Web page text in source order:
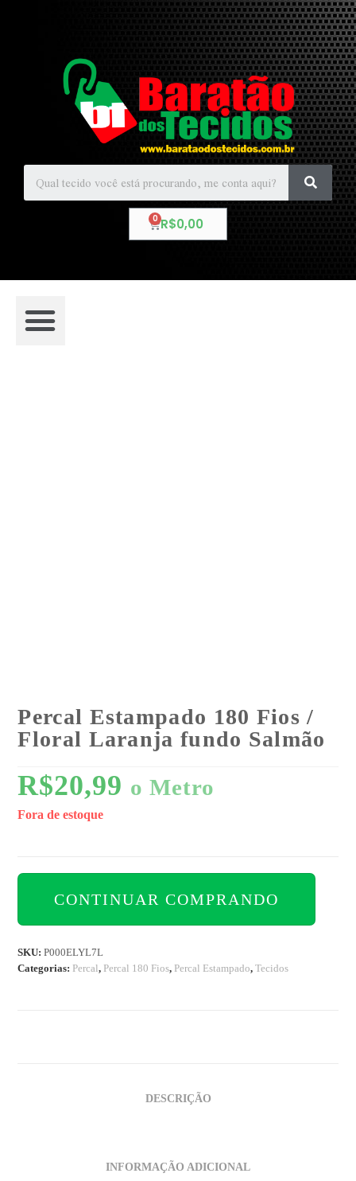
R$0,00
Percal Estampado 180 Fios /
Floral Laranja fundo Salmão
R$20,99 o Metro
Fora de estoque
CONTINUAR COMPRANDO
SKU:P000ELYL7L
Categorias: Percal, Percal 180 Fios, Percal Estampado,Tecidos
DESCRIÇÃO
INFORMAÇÃO ADICIONAL